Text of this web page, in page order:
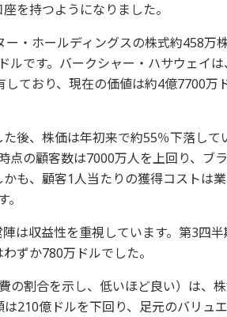
を持つようになりました。
・ホールディングスの株式約458万
ルです。バークシャー・ハサウェイ
ており、現在の価値は約4億7700万
後、株価は年初来で約55％下落して
点の顧客数は7000万人を上回り、ブ
も、顧客1人当たりの獲得コストは
は収益性を重視しています。第3四
ずか780万ドルでした。
の割合を示し、低いほど良い）は、
210億ドルを下回り、足元のバリュ